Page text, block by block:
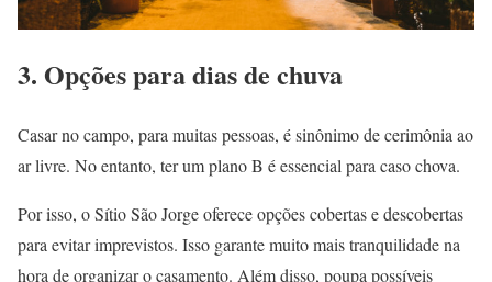
3. Opções para dias de chuva
Casar no campo, para muitas pessoas, é sinônimo de cerimônia ao
ar livre. No entanto, ter um plano B é essencial para caso chova.
Por isso, o Sítio São Jorge oferece opções cobertas e descobertas
para evitar imprevistos. Isso garante muito mais tranquilidade na
hora de organizar o casamento. Além disso, poupa possíveis